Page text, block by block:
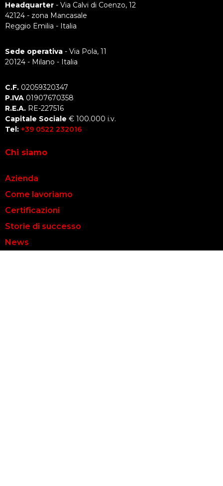
Headquarter - Via Calvi di Coenzo, 12
42124 - zona Mancasale
Reggio Emilia - Italia
Sede operativa - Via Pola, 11
20124 - Milano - Italia
C.F. 02059320347
P.IVA 01907670358
R.E.A. RE-227516
Capitale Sociale € 100.000 i.v.
Tel: +39 0522 232016
Chi siamo
Azienda
Come lavoriamo
Certificazioni
Storie di successo
News